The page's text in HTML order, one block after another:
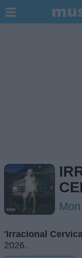
'Irracional
2026.